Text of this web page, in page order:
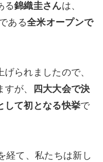
る錦織圭さんは、
ある全米オープンで
られましたので、
が、
四大大会で決
して初となる快挙で
経て、私たちは新し